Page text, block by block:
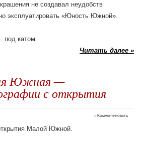
не создавал неудобств
эксплуатировать «Юность Южной».
под катом.
Читать далее »
Южная —
с открытия
≈ Комментировать
Малой Южной.